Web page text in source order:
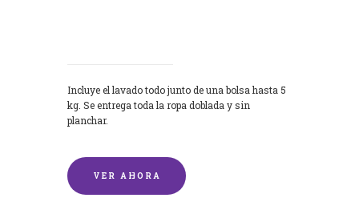
Incluye el lavado todo junto de una bolsa hasta 5
kg. Se entrega toda la ropa doblada y sin
planchar.
VER AHORA